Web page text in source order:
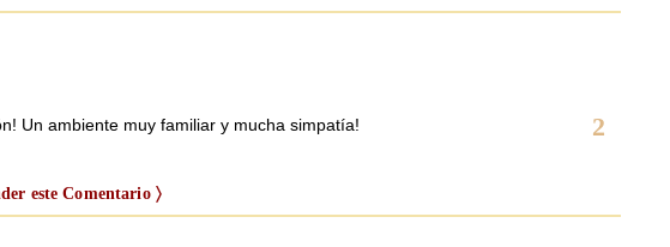
2
Un ambiente muy familiar y mucha simpatía!
este Comentario 〉